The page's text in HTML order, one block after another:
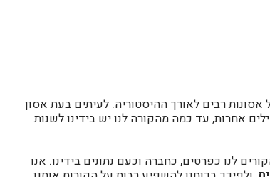
רבים לאורך ההיסטוריה. לעיתים בעת אסון
אחרות, עד כמה מהקורה לנו יש בידינו לשנות
לנו כפרטים, כחברה וכעם נתונים בידינו. אנו